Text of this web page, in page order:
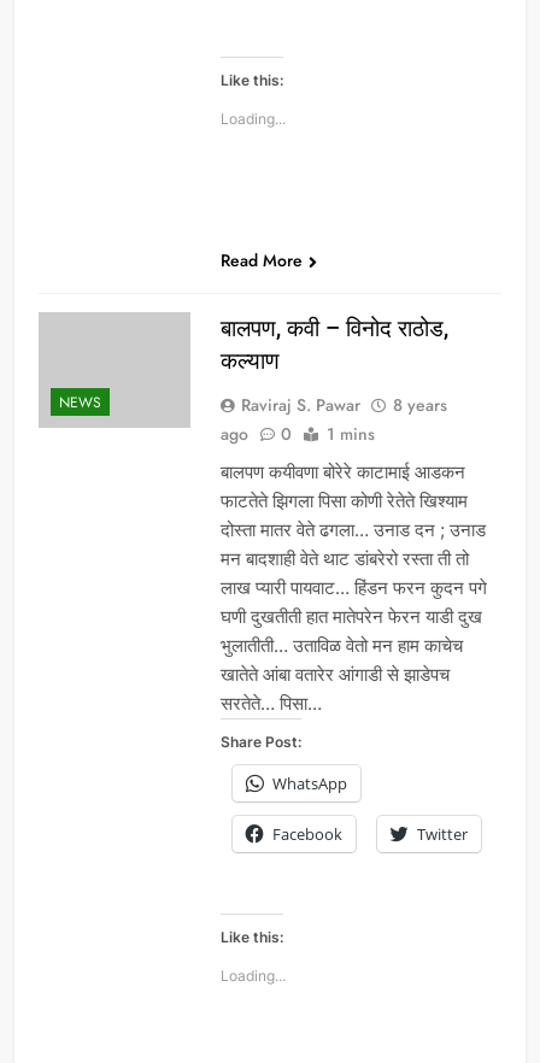
Like this:
Loading...
Read More
NEWS
बालपण, कवी – विनोद राठोड,
कल्याण
Raviraj S. Pawar
8 years
ago
0 1 mins
बालपण कयीवणा बोरेरे काटामाई आडकन
फाटतेते झिगला पिसा कोणी रेतेते खिश्याम
दोस्ता मातर वेते ढगला… उनाड दन ; उनाड
मन बादशाही वेते थाट डांबरेरो रस्ता ती तो
लाख प्यारी पायवाट… हिंडन फरन कुदन पगे
घणी दुखतीती हात मातेपरेन फेरन याडी दुख
भुलातीती… उताविळ वेतो मन हाम काचेच
खातेते आंबा वतारेर आंगाडी से झाडेपच
सरतेते… पिसा…
Share Post:
WhatsApp
Facebook Twitter
Like this:
Loading...